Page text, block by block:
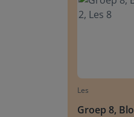
Les
Groep 8,